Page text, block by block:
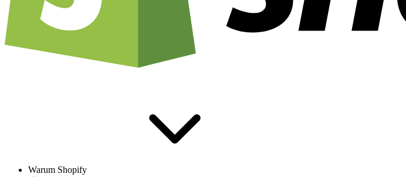
Warum Shopify